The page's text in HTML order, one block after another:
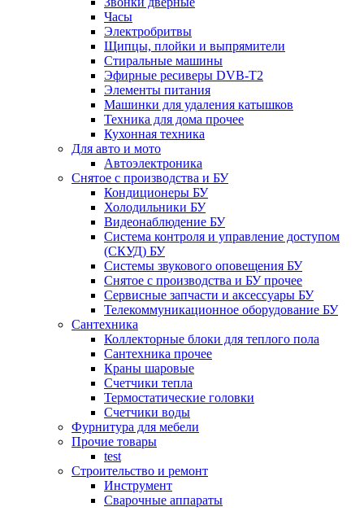
Часы
Электробритвы
Щипцы, плойки и выпрямители
Стиральные машины
Эфирные ресиверы DVB-T2
Элементы питания
Машинки для удаления катышков
Техника для дома прочее
Кухонная техника
Для авто и мото
Автоэлектроника
Снятое с производства и БУ
Кондиционеры БУ
Холодильники БУ
Видеонаблюдение БУ
Система контроля и управление доступом
(СКУД) БУ
Системы звукового оповещения БУ
Снятое с производства и БУ прочее
Сервисные запчасти и аксессуары БУ
Телекоммуникационное оборудование БУ
Сантехника
Коллекторные блоки для теплого пола
Сантехника прочее
Краны шаровые
Счетчики тепла
Термоcтатические головки
Счетчики воды
Фурнитура для мебели
Прочие товары
test
Строительство и ремонт
Инструмент
Сварочные аппараты